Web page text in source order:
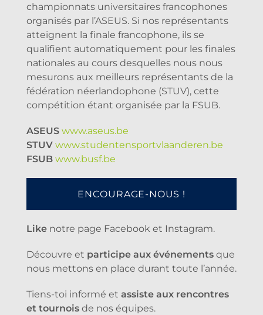
championnats universitaires francophones
organisés par l’ASEUS. Si nos représentants
atteignent la finale francophone, ils se
qualifient automatiquement pour les finales
nationales au cours desquelles nous nous
mesurons aux meilleurs représentants de la
fédération néerlandophone (STUV), cette
compétition étant organisée par la FSUB.
ASEUS www.aseus.be
STUV www.studentensportvlaanderen.be
FSUB www.busf.be
ENCOURAGE-NOUS !
Like notre page Facebook et Instagram.
Découvre et participe aux événements que
nous mettons en place durant toute l’année.
Tiens-toi informé et assiste aux rencontres
et tournois de nos équipes.